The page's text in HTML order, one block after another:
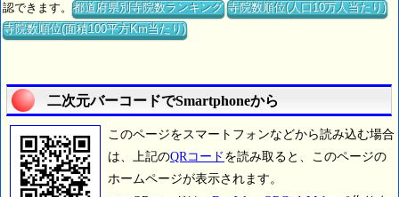
認できます。都道府県別寺院数ランキング 寺院数順位(人口10万人当たり)
寺院数順位(面積100平方Km当たり)
二次元バーコードでSmartphoneから
このページをスマートフォンなどから読み込む場合
は、上記のQRコード を読み取ると、このページの
ホームページが表示されます。